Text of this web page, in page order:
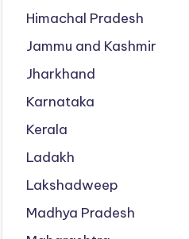
Himachal Pradesh
Jammu and Kashmir
Jharkhand
Karnataka
Kerala
Ladakh
Lakshadweep
Madhya Pradesh